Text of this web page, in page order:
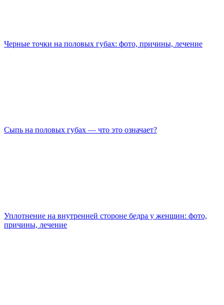
Черные точки на половых губах: фото, причины, лечение
Сыпь на половых губах — что это означает?
Уплотнение на внутренней стороне бедра у женщин: фото,
причины, лечение